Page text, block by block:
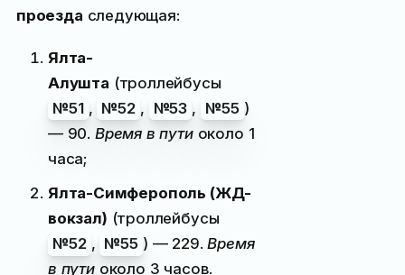
проезда следующая:
Ялта-
Алушта (троллейбусы
№51 , №52 , №53 , №55 )
— 90. Время в путиоколо 1
часа;
Ялта-Симферополь (ЖД-
вокзал) (троллейбусы
№52 , №55 ) — 229.Время
в путиоколо 3 часов.